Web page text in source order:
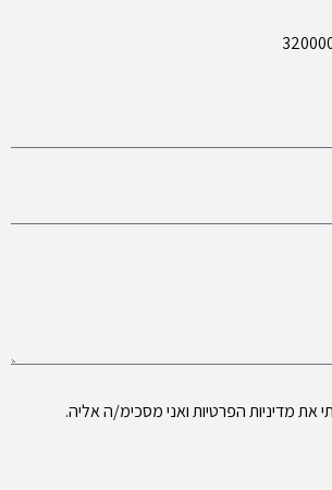
אתמדיניות הפרטיותואני מסכימ/ה אליה.